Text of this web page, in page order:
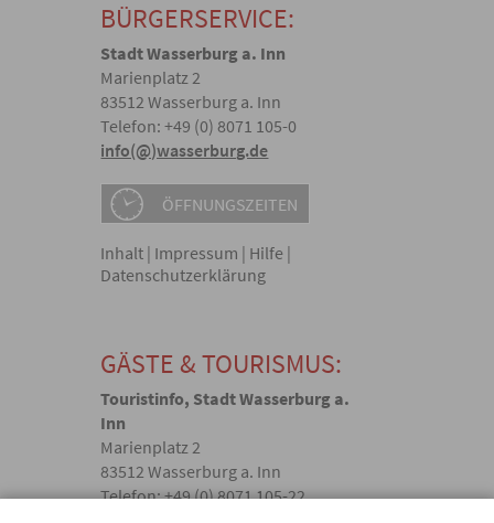
BÜRGERSERVICE:
Stadt Wasserburg a. Inn
Marienplatz 2
83512 Wasserburg a. Inn
Telefon: +49 (0) 8071 105-0
info(@)wasserburg.de
ÖFFNUNGSZEITEN
Inhalt | Impressum | Hilfe |
Datenschutzerklärung
GÄSTE & TOURISMUS:
Touristinfo, Stadt Wasserburg a.
Inn
Marienplatz 2
83512 Wasserburg a. Inn
Telefon: +49 (0) 8071 105-22